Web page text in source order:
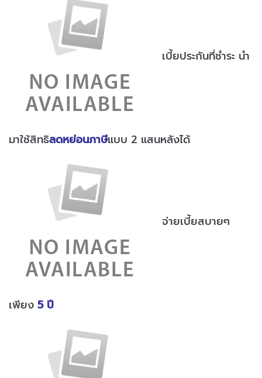
เบี้ยประกันที่ชำระ นำ
มาใช้สิทธิลดหย่อนภาษีแบบ 2 แสนหลังได้
จ่ายเบี้ยสบายๆ
เพียง 5 ปี